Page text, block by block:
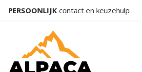
PERSOONLIJK contact en keuzehulp